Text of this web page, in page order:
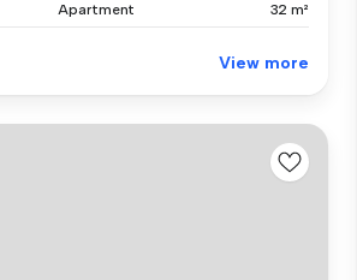
Apartment 32 m²
View more